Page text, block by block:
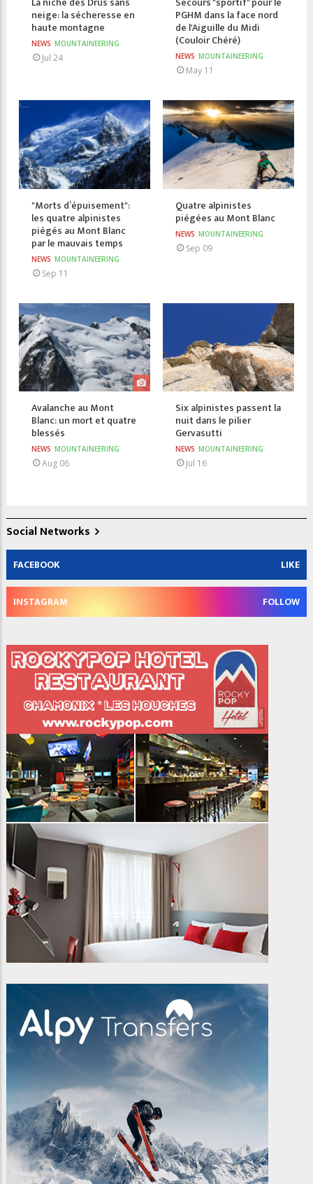
neige: la sécheresse en
haute montagne
NEWS MOUNTAINEERING
Jul 24
PGHM dans la face nord
de l'Aiguille du Midi
(Couloir Chéré)
NEWS MOUNTAINEERING
May 11
"Morts d’épuisement":
les quatre alpinistes
piégés au Mont Blanc
par le mauvais temps
NEWS MOUNTAINEERING
Sep 11
Quatre alpinistes
piégées au Mont Blanc
NEWS MOUNTAINEERING
Sep 09
Avalanche au Mont
Blanc: un mort et quatre
blessés
NEWS MOUNTAINEERING
Aug 06
Six alpinistes passent la
nuit dans le pilier
Gervasutti
NEWS MOUNTAINEERING
Jul 16
Social Networks
FACEBOOK LIKE
INSTAGRAM FOLLOW